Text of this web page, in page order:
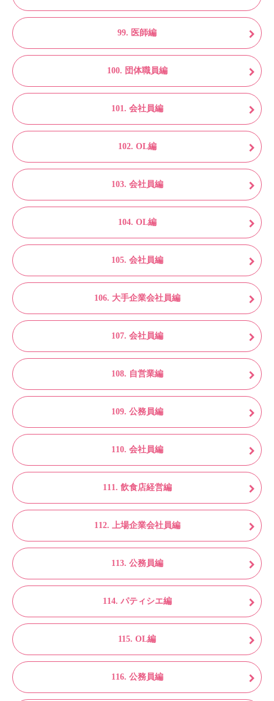
99. 医師編
100. 団体職員編
101. 会社員編
102. OL編
103. 会社員編
104. OL編
105. 会社員編
106. 大手企業会社員編
107. 会社員編
108. 自営業編
109. 公務員編
110. 会社員編
111. 飲食店経営編
112. 上場企業会社員編
113. 公務員編
114. パティシエ編
115. OL編
116. 公務員編